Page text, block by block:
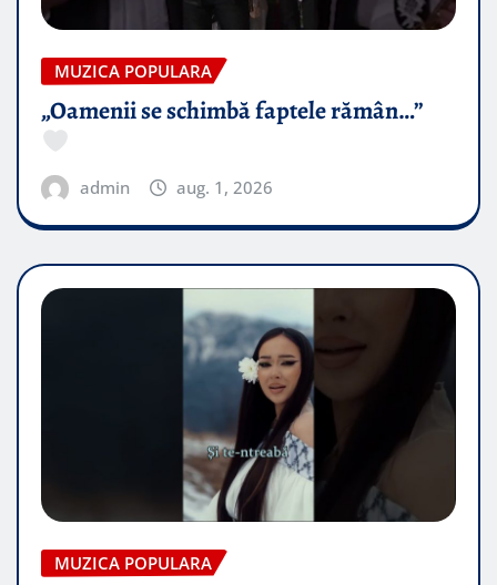
MUZICA POPULARA
„Oamenii se schimbă faptele rămân…”
admin aug. 1, 2026
MUZICA POPULARA